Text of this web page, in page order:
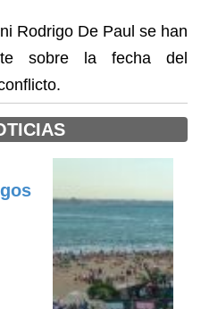
Rodrigo De Paul se han
sobre la fecha del